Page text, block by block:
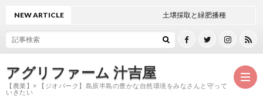
アグリファーム 汁吉屋
【農業】× 【ジオパーク】島原半島の豊かな自然環境をみなさんと守って
いきたい
NEW ARTICLE 土壌採取と緑肥播種